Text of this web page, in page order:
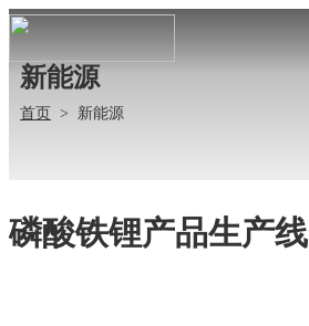
新能源
首页 > 新能源
磷酸铁锂产品生产线